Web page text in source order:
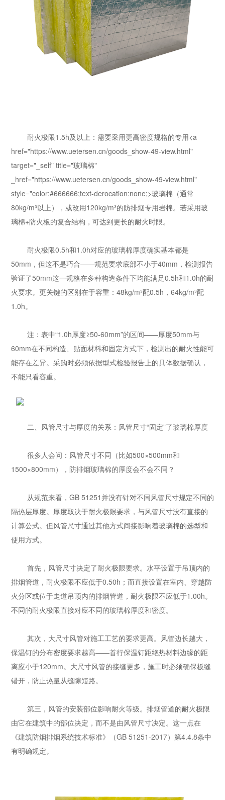
耐火极限1.5h及以上：需要采用更高密度规格的专用<a
href="https://www.uetersen.cn/goods_show-49-view.html"
target="_self" title="玻璃棉"
_href="https://www.uetersen.cn/goods_show-49-view.html"
style="color:#666666;text-derocation:none;>玻璃棉（通常
80kg/m³以上），或改用120kg/m³的防排烟专用岩棉。若采用玻
璃棉+防火板的复合结构，可达到更长的耐火时限。
耐火极限0.5h和1.0h对应的玻璃棉厚度确实基本都是
50mm，但这不是巧合——规范要求底部不小于40mm，检测报告
验证了50mm这一规格在多种构造条件下均能满足0.5h和1.0h的耐
火要求。更关键的区别在于容重：48kg/m³配0.5h，64kg/m³配
1.0h。
注：表中“1.0h厚度≥50-60mm”的区间——厚度50mm与
60mm在不同构造、贴面材料和固定方式下，检测出的耐火性能可
能存在差异。采购时必须依据型式检验报告上的具体数据确认，
不能只看容重。
二、风管尺寸与厚度的关系：风管尺寸“固定”了玻璃棉厚度
很多人会问：风管尺寸不同（比如500×500mm和
1500×800mm），防排烟玻璃棉的厚度会不会不同？
从规范来看，GB 51251并没有针对不同风管尺寸规定不同的
隔热层厚度。厚度取决于耐火极限要求，与风管尺寸没有直接的
计算公式。但风管尺寸通过其他方式间接影响着玻璃棉的选型和
使用方式。
首先，风管尺寸决定了耐火极限要求。水平设置于吊顶内的
排烟管道，耐火极限不应低于0.50h；而直接设置在室内、穿越防
火分区或位于走道吊顶内的排烟管道，耐火极限不应低于1.00h。
不同的耐火极限直接对应不同的玻璃棉厚度和密度。
其次，大尺寸风管对施工工艺的要求更高。风管边长越大，
保温钉的分布密度要求越高——首行保温钉距绝热材料边缘的距
离应小于120mm。大尺寸风管的接缝更多，施工时必须确保板缝
错开，防止热量从缝隙短路。
第三，风管的安装部位影响耐火等级。排烟管道的耐火极限
由它在建筑中的部位决定，而不是由风管尺寸决定。这一点在
《建筑防烟排烟系统技术标准》（GB 51251-2017）第4.4.8条中
有明确规定。